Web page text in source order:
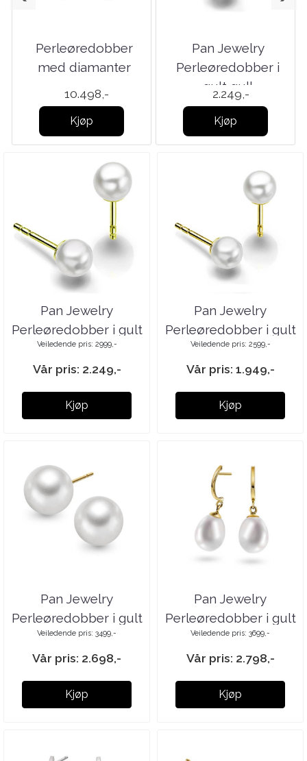
Perleøredobber
med diamanter
10.498,-
Kjøp
Pan Jewelry
Perleøredobber i
gult gull
2.249,-
Kjøp
Pan Jewelry
Perleøredobber i gult
gull
Veiledende pris: 2999,-
Vår pris: 2.249,-
Kjøp
Pan Jewelry
Perleøredobber i gult
gull
Veiledende pris: 2599,-
Vår pris: 1.949,-
Kjøp
Pan Jewelry
Perleøredobber i gult
gull
Veiledende pris: 3499,-
Vår pris: 2.698,-
Kjøp
Pan Jewelry
Perleøredobber i gult
gull
Veiledende pris: 3699,-
Vår pris: 2.798,-
Kjøp